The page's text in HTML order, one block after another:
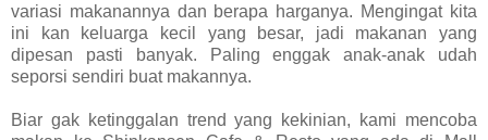
variasi makanannya dan berapa harganya. Mengingat kita
ini kan keluarga kecil yang besar, jadi makanan yang
dipesan pasti banyak. Paling enggak anak-anak udah
seporsi sendiri buat makannya.
Biar gak ketinggalan trend yang kekinian, kami mencoba